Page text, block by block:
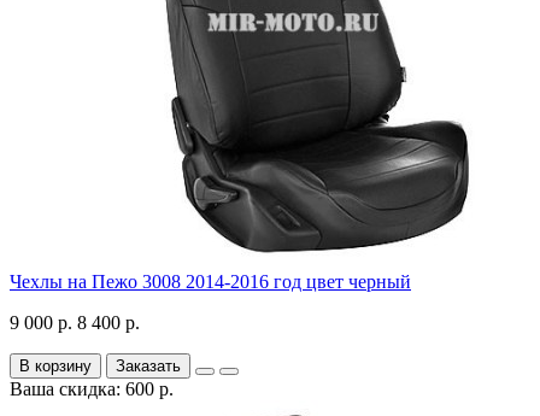
Чехлы на Пежо 3008 2014-2016 год цвет черный
9 000 р. 8 400 р.
В корзину Заказать
Ваша скидка: 600 р.